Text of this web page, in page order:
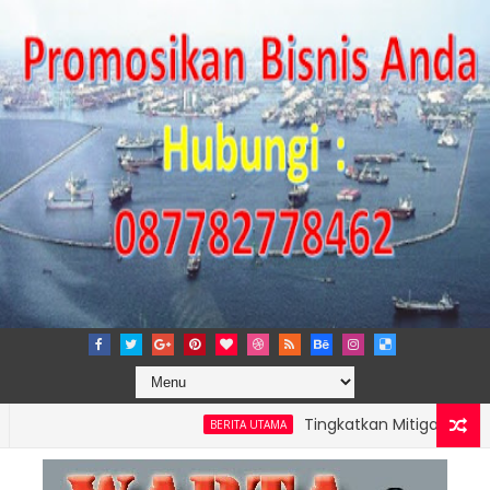
BERITA UTAMA
Tingkatkan Mitigasi Risiko, IPC
PERKUAT KAPASITAS TPK NILAM MELALUI PENAMBAHAN E-RTG